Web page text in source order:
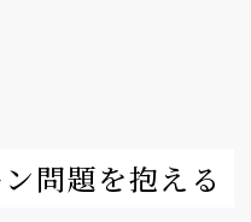
問題を抱える